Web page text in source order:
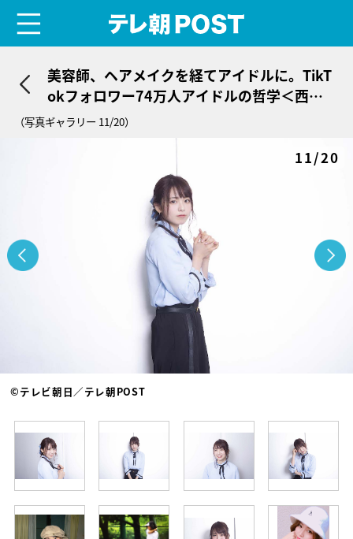
美容師、ヘアメイクを経てアイドルに。TikT
okフォロワー74万人アイドルの哲学＜西村
歩乃果＞
（写真ギャラリー 11/20）
11/20
©テレビ朝日／テレ朝POST